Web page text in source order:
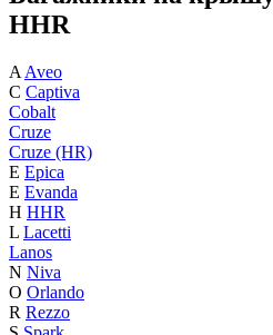
HHR
A Aveo
C Captiva
Cobalt
Cruze
Cruze (HR)
E Epica
E Evanda
H HHR
L Lacetti
Lanos
N Niva
O Orlando
R Rezzo